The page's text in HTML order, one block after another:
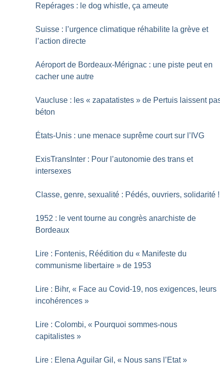
Repérages : le dog whistle, ça ameute
Suisse : l’urgence climatique réhabilite la grève et
l’action directe
Aéroport de Bordeaux-Mérignac : une piste peut en
cacher une autre
Vaucluse : les « zapatatistes » de Pertuis laissent
béton
États-Unis : une menace suprême court sur l’IVG
ExisTransInter : Pour l’autonomie des trans et
intersexes
Classe, genre, sexualité : Pédés, ouvriers, solidarité !
1952 : le vent tourne au congrès anarchiste de
Bordeaux
Lire : Fontenis, Réédition du « Manifeste du
communisme libertaire » de 1953
Lire : Bihr, « Face au Covid-19, nos exigences, leurs
incohérences »
Lire : Colombi, « Pourquoi sommes-nous
capitalistes »
Lire : Elena Aguilar Gil, « Nous sans l’Etat »